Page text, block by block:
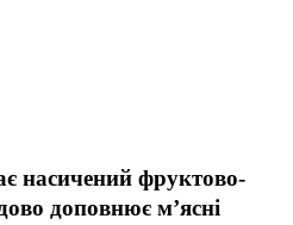
насичений фруктово-
доповнює м’ясні